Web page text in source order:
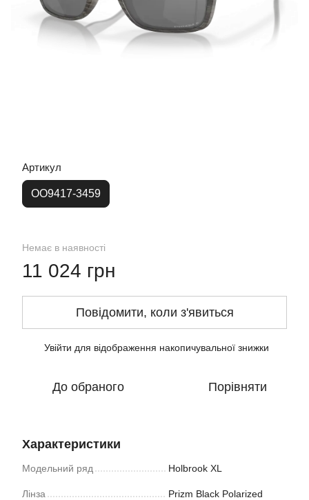
Артикул
OO9417-3459
Немає в наявності
11 024 грн
Повідомити, коли з'явиться
Увійти для відображення накопичувальної знижки
До обраного Порівняти
Характеристики
Модельний ряд Holbrook XL
Лінза Prizm Black Polarized